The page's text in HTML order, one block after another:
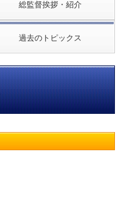
総監督挨拶・紹介
過去のトピックス